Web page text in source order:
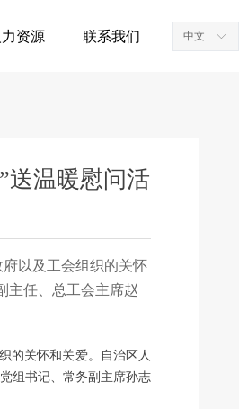
ꀅ
中文
力资源 联系我们
送温暖慰问活
的关怀和关爱。自治区人
组书记、常务副主席孙志
以及工会组织的关怀
主任、总工会主席赵